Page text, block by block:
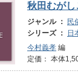
秋田むがし
ジャンル ：
民
シリーズ ：
日
今村義孝 編
定価： 本体